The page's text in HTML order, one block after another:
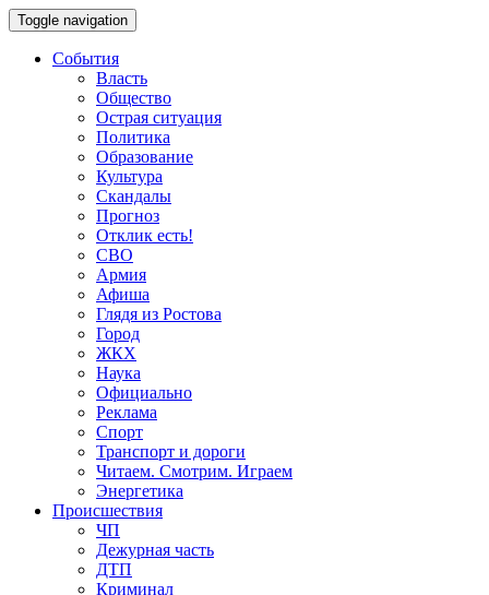
Toggle navigation
События
Власть
Общество
Острая ситуация
Политика
Образование
Культура
Скандалы
Прогноз
Отклик есть!
СВО
Армия
Афиша
Глядя из Ростова
Город
ЖКХ
Наука
Официально
Реклама
Спорт
Транспорт и дороги
Читаем. Смотрим. Играем
Энергетика
Происшествия
ЧП
Дежурная часть
ДТП
Криминал